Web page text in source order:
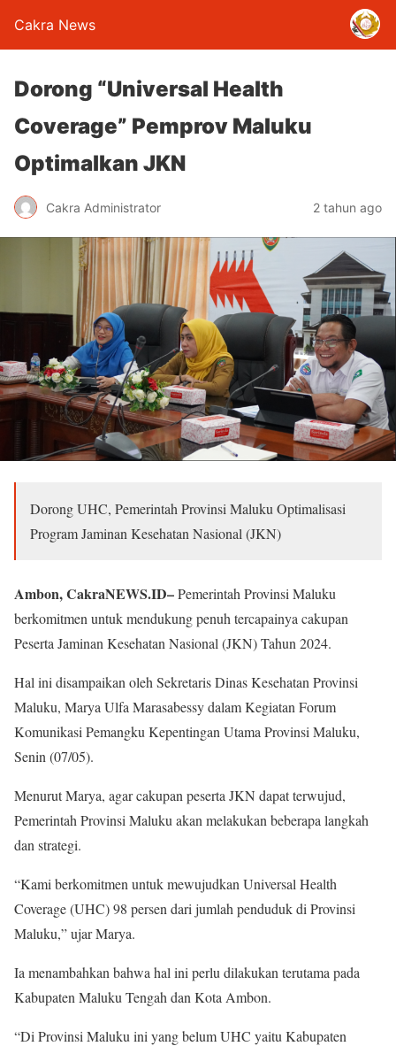
Cakra News
Dorong “Universal Health
Coverage” Pemprov Maluku
Optimalkan JKN
Cakra Administrator 2 tahun ago
Dorong UHC, Pemerintah Provinsi Maluku Optimalisasi
Program Jaminan Kesehatan Nasional (JKN)
Ambon, CakraNEWS.ID–Pemerintah Provinsi Maluku
berkomitmen untuk mendukung penuh tercapainya cakupan
Peserta Jaminan Kesehatan Nasional (JKN) Tahun 2024.
Hal ini disampaikan oleh Sekretaris Dinas Kesehatan Provinsi
Maluku, Marya Ulfa Marasabessy dalam Kegiatan Forum
Komunikasi Pemangku Kepentingan Utama Provinsi Maluku,
Senin (07/05).
Menurut Marya, agar cakupan peserta JKN dapat terwujud,
Pemerintah Provinsi Maluku akan melakukan beberapa langkah
dan strategi.
“Kami berkomitmen untuk mewujudkan Universal Health
Coverage (UHC) 98 persen dari jumlah penduduk di Provinsi
Maluku,” ujar Marya.
Ia menambahkan bahwa hal ini perlu dilakukan terutama pada
Kabupaten Maluku Tengah dan Kota Ambon.
“Di Provinsi Maluku ini yang belum UHC yaitu Kabupaten